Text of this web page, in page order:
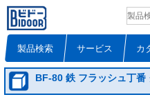
製品検索 サービス カ
BF-80 鉄 フラッシュ丁番